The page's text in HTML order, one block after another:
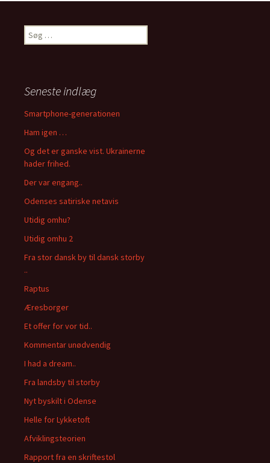
ø
t
r
:
Seneste indlæg
Smartphone-generationen
Ham igen …
Og det er ganske vist. Ukrainerne
hader frihed.
Der var engang..
Odenses satiriske netavis
Utidig omhu?
Utidig omhu 2
Fra stor dansk by til dansk storby
..
Raptus
Æresborger
Et offer for vor tid..
Kommentar unødvendig
I had a dream..
Fra landsby til storby
Nyt byskilt i Odense
Helle for Lykketoft
Afviklingsteorien
Rapport fra en skriftestol